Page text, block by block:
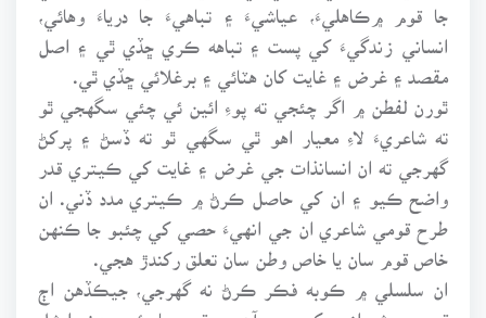
جا قوم ۾ڪاهليءَ، عياشيءَ ۽ تباهيءَ جا درياءَ وهائي،
انساني زندگيءَ کي پست ۽ تباهه ڪري ڇڏي ٿي ۽ اصل
مقصد ۽ غرض ۽ غايت کان هٽائي ۽ برغلائي ڇڏي ٿي.
ٿورن لفطن ۾ اگر چئجي ته پوءِ ائين ئي چئي سگهجي ٿو
ته شاعريءَ لاءِ معيار اهو ٿي سگهي ٿو ته ڏسڻ ۽ پرکڻ
گهرجي ته ان انسانذات جي غرض ۽ غايت کي ڪيتري قدر
واضح ڪيو ۽ ان کي حاصل ڪرڻ ۾ ڪيتري مدد ڏني. ان
طرح قومي شاعري ان جي انهيءَ حصي کي چئبو جا ڪنهن
خاص قوم سان يا خاص وطن سان تعلق رکندڙ هجي.
ان سلسلي ۾ ڪوبه فڪر ڪرڻ نه گهرجي، جيڪڏهن اڄ
قوم جو شيرازو وکري ويو آهي ۽ قوم جا رئيس عضوا شل